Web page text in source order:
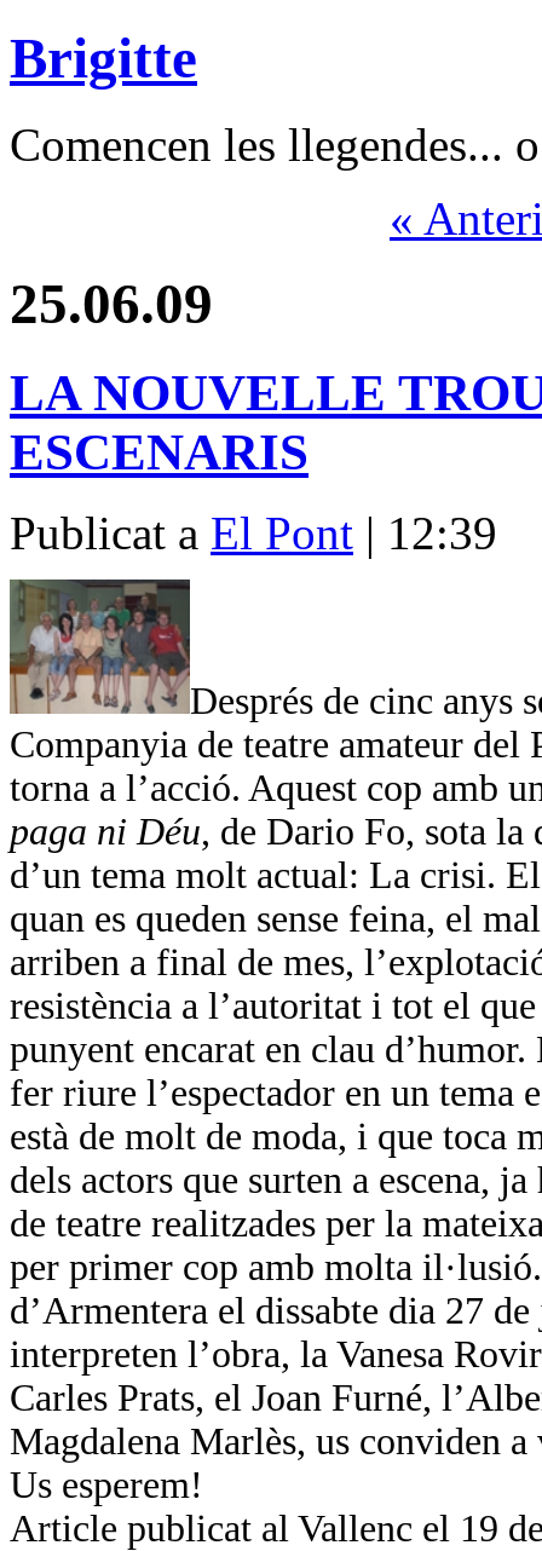
Brigitte
Comencen les llegendes...
«
25.06.09
LA NOUVELLE
ESCENARIS
Publicat a El Pont | 12:39
Després de cinc anys
Companyia de teatre amateur
torna a l’acció. Aquest cop amb
paga ni Déu, de Dario Fo, sota
d’un tema molt actual: La crisi.
quan es queden sense feina, el
arriben a final de mes,
resistència a l’autoritat i tot el
punyent encarat en clau d’humor.
fer riure l’espectador en un tema
està de molt de moda, i que toca
dels actors que surten a escena,
de teatre realitzades per la
per primer cop amb molta il·lusió.
d’Armentera el dissabte dia 27
interpreten l’obra, la Vanesa
Carles Prats, el Joan Furné,
Magdalena Marlès, us conviden a
Us esperem!
Article publicat al Vallenc el 19